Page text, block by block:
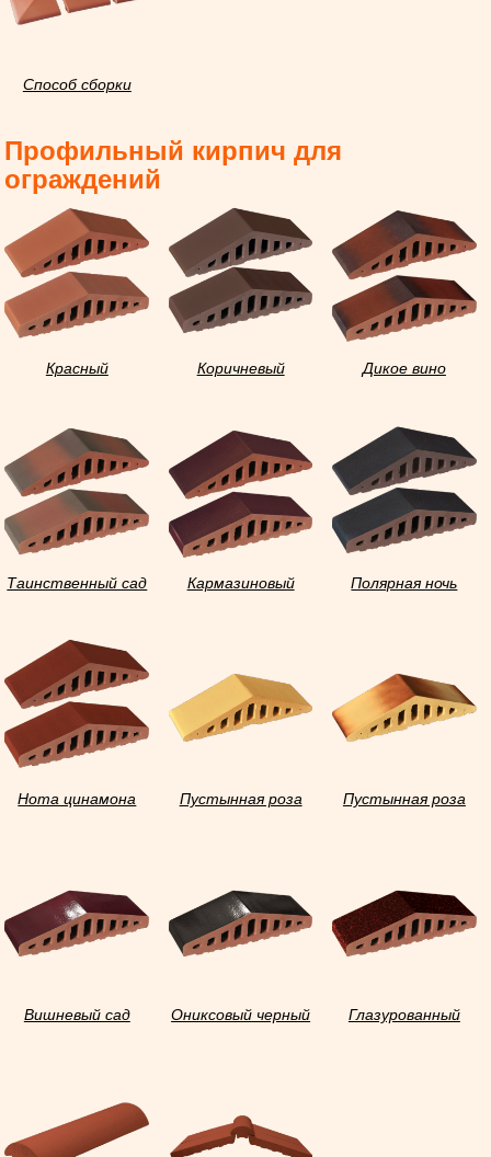
Способ сборки
Профильный кирпич для
ограждений
Красный Коричневый Дикое вино
Таинственный сад
Кармазиновый
Полярная ночь
Нота цинамона Пустынная роза
Пустынная роза
Вишневый сад Ониксовый черный Глазурованный